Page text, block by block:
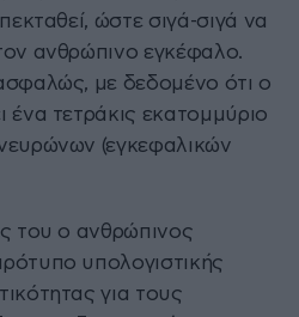
ώστε σιγά-σιγά να
ανθρώπινο εγκέφαλο.
με δεδομένο ότι ο
ένα τετράκις εκατομμύριο
(εγκεφαλικών
του ο ανθρώπινος
υπολογιστικής
για τους